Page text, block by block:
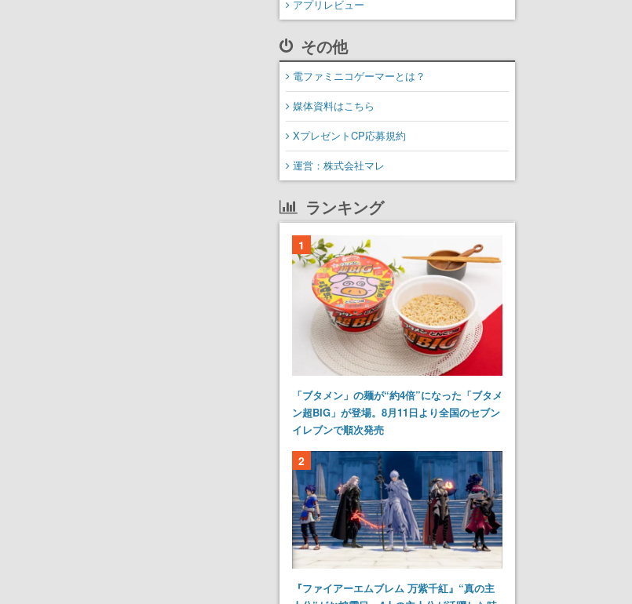
アプリレビュー
その他
電ファミニコゲーマーとは？
媒体資料はこちら
XプレゼントCP応募規約
運営：株式会社マレ
ランキング
1
「ブタメン」の麺が“約4倍”になった「ブタメ
ン超BIG」が登場。8月11日より全国のセブン
イレブンで順次発売
2
『ファイアーエムブレム 万紫千紅』“真の主